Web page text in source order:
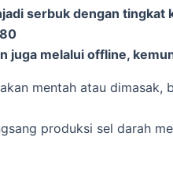
serbuk dengan tingkat
juga melalui offline,
mentah atau
produksi sel darah